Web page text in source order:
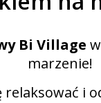
Bi Village w
marzenie!
relaksować i